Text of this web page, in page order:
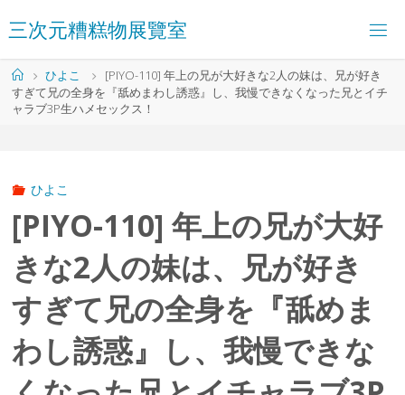
ン
テ
ン
三次元糟糕物展覽室
ホ
ー
ム
ひよこ
[PIYO-110] 年上の兄が大好きな2人の妹は、兄が好き
すぎて兄の全身を『舐めまわし誘惑』し、我慢できなくなった兄とイチ
ャラブ3P生ハメセックス！
ひよこ
[PIYO-110] 年上の兄が大好
きな2人の妹は、兄が好き
すぎて兄の全身を『舐めま
わし誘惑』し、我慢できな